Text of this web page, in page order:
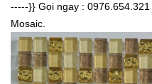
-----}} Gọi ngay : 0976.654.321
Mosaic.